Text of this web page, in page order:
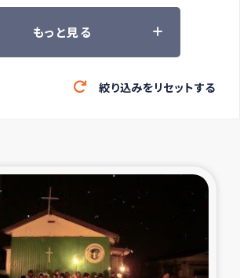
ツアー参加者の声
緊急救援の時代
東ティモール豪雨緊急支援
大雨による洪水被災者支援
カカオ生産者支援事業
もっと見る
絞り込みをリセットする